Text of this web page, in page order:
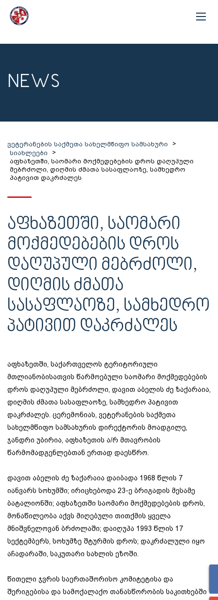
NEWS
ვეტერანების საქმეთა სახელმწიფო სამსახური
>
სიახლეები
>
აფხაზეთში, საომარი მოქმედებების დროს დაღუპული
მებრძოლი, დიღმის ძმათა სასაფლაოზე, სამხედრო
პატივით დაკრძალეს
ᲐᲤᲮᲐᲖᲔᲗᲨᲘ, ᲡᲐᲝᲛᲐᲠᲘ
ᲛᲝᲥᲛᲔᲓᲔᲑᲔᲑᲘᲡ ᲓᲠᲝᲡ
ᲓᲐᲦᲣᲞᲣᲚᲘ ᲛᲔᲑᲠᲫᲝᲚᲘ,
ᲓᲘᲦᲛᲘᲡ ᲫᲛᲐᲗᲐ
ᲡᲐᲡᲐᲤᲚᲐᲝᲖᲔ, ᲡᲐᲛᲮᲔᲓᲠᲝ
ᲞᲐᲢᲘᲕᲘᲗ ᲓᲐᲙᲠᲫᲐᲚᲔᲡ
აფხაზეთში, საქართველოს ტერიტორიული
მთლიანობისათვის წარმოებული საომარი მოქმედებების
დროს დაღუპული მებრძოლი, დავით აბელის ძე ზაქარაია,
დიღმის ძმათა სასაფლაოზე, სამხედრო პატივით
დაკრძალეს. ცერემონიას, ვეტერანების საქმეთა
სახელმწიფო სამსახურის დირექტორის მოადგილე,
ჯანდრი უბირია, აფხაზეთის ა/რ მთავრობის
წარმომადგენლებთან ერთად დაესწრო.
დავით აბელის ძე ზაქარაია დაიბადა 1968 წლის 7
იანვარს სოხუმში; ირიცხებოდა 23-ე ბრიგადის მესამე
ბატალიონში; აფხაზეთში საომარი მოქმედებების დროს,
მონაწილეობა აქვს მიღებული თითქმის ყველა
მნიშვნელოვან ბრძოლაში; დაიღუპა 1993 წლის 17
სექტემბერს, სოხუმზე შტურმის დროს; დაკრძალული იყო
აჩადარაში, საკუთარი სახლის ეზოში.
წითელი ჯვრის საერთაშორისო კომიტეტისა და
შერიგებისა და სამოქალაქო თანასწორობის საკითხებში